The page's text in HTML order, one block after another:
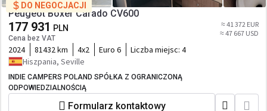
DO NEGOCJACJI
Peugeot Boxer Carado CV600
177 931 PLN
Cena bez VAT
≈ 41 372 EUR
≈ 47 667 USD
2024 81432 km 4x2 Euro 6 Liczba miejsc: 4
Hiszpania, Seville
INDIE CAMPERS POLAND SPÓŁKA Z OGRANICZONĄ
ODPOWIEDZIALNOŚCIĄ
Formularz kontaktowy